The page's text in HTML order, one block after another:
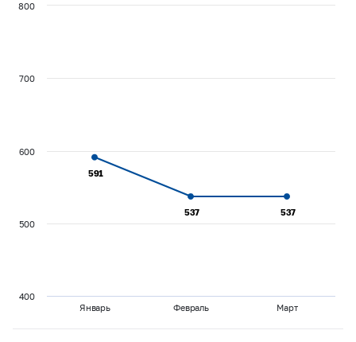
591
591
537
537 537
537
Январь Февраль Март
400
500
600
700
800